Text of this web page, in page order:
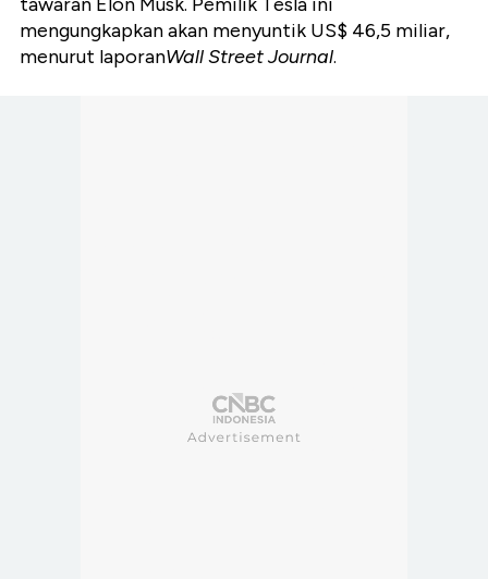
mengungkapkan akan menyuntik US$ 46,5 miliar,
menurut laporanWall Street Journal.